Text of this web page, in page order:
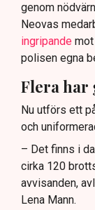
genom
Neovas
ingripande
polisen egna
Flera har
Nu utförs ett
och
– Det finns i
cirka 120
avvisanden,
Lena Mann.